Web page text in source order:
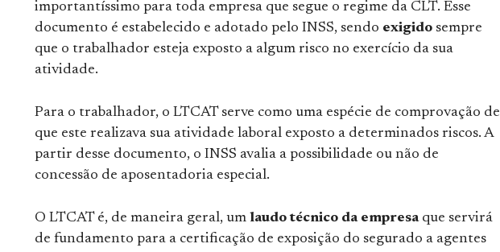
importantíssimo para toda empresa que segue o regime da CLT. Esse
documento é estabelecido e adotado pelo INSS, sendo exigido sempre
que o trabalhador esteja exposto a algum risco no exercício da sua
atividade.
Para o trabalhador, o LTCAT serve como uma espécie de comprovação de
que este realizava sua atividade laboral exposto a determinados riscos. A
partir desse documento, o INSS avalia a possibilidade ou não de
concessão de aposentadoria especial.
O LTCAT é, de maneira geral, um laudo técnico da empresaque servirá
de fundamento para a certificação de exposição do segurado a agentes